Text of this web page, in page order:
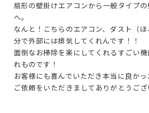
扇形の壁掛けエアコンから一般タイプ
へ。
なんと！こちらのエアコン、ダスト（
分で外部には排気してくれんです！！
面倒なお掃除を楽にしてくれるすごい
れものです！
お客様にも喜んでいただき本当に良かっ
ご依頼をいただきましてありがとうござ